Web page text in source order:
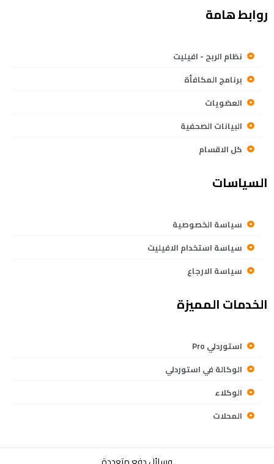
روابط هامة
نظام الربح - افيليت
برنامج المكافأة
العضويات
البيانات الصحفية
كل الاقسام
السياسات
سياسة الخصوصية
سياسة استخدام الافيليت
سياسة الارجاع
الخدمات المميزة
استوردلي Pro
الوكالة في استوردلي
الوكلاء
المحلات